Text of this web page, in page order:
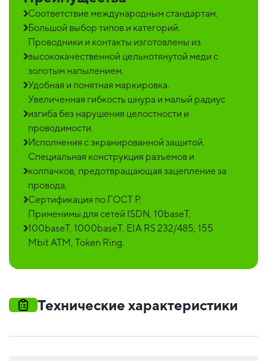
Соответствие международным стандартам.
Большой выбор типов и категорий.
Проводники и контакты изготовлены из
высококачественной цельнотянутой меди с
золотым напылением.
Удобная и понятная маркировка.
Увеличенная гибкость шнура и малый радиус
изгиба без нарушения целостности и
проводимости.
Исполнения с экранированной защитой.
Специальная конструкция разъемов и
колпачков, предотвращающая зацепление за
провода.
Сертификация по ГОСТ Р.
Применимы для сетей ISDN, 10baseT,
100baseT, 1000baseT, EIA RS 232/485, 155
Mbit ATM, Token Ring.
Технические характеристики